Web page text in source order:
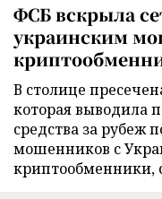
ФСБ вскрыла
украинским
В столице
которая выводила
средства за рубеж
мошенников с
криптообменники,